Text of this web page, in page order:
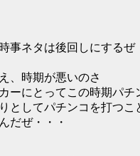
事ネタは後回しにするぜ
、時期が悪いのさ
ーにとってこの時期パチ
としてパチンコを打つこ
だぜ・・・